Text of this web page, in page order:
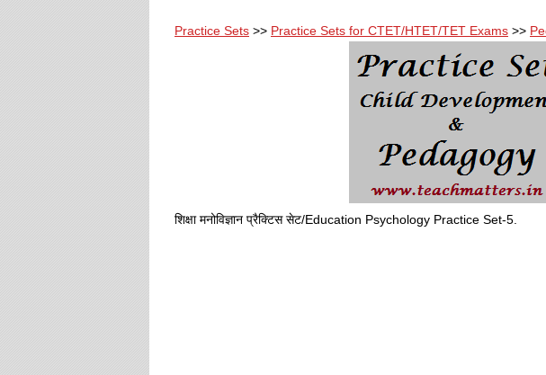
Practice Sets >> Practice Sets for CTET/HTET/TET Exams >>
शिक्षा मनोविज्ञान प्रैक्टिस सेट/Education Psychology Practice Set-5.